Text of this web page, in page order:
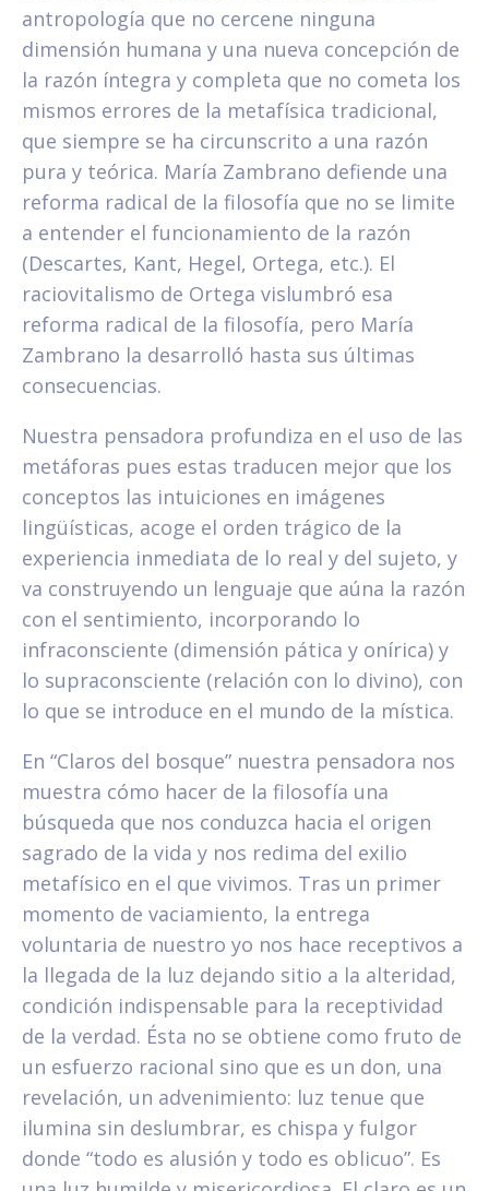
antropología que no cercene ninguna
dimensión humana y una nueva concepción de
la razón íntegra y completa que no cometa los
mismos errores de la metafísica tradicional,
que siempre se ha circunscrito a una razón
pura y teórica. María Zambrano defiende una
reforma radical de la filosofía que no se limite
a entender el funcionamiento de la razón
(Descartes, Kant, Hegel, Ortega, etc.). El
raciovitalismo de Ortega vislumbró esa
reforma radical de la filosofía, pero María
Zambrano la desarrolló hasta sus últimas
consecuencias.
Nuestra pensadora profundiza en el uso de las
metáforas pues estas traducen mejor que los
conceptos las intuiciones en imágenes
lingüísticas, acoge el orden trágico de la
experiencia inmediata de lo real y del sujeto, y
va construyendo un lenguaje que aúna la razón
con el sentimiento, incorporando lo
infraconsciente (dimensión pática y onírica) y
lo supraconsciente (relación con lo divino), con
lo que se introduce en el mundo de la mística.
En “Claros del bosque” nuestra pensadora nos
muestra cómo hacer de la filosofía una
búsqueda que nos conduzca hacia el origen
sagrado de la vida y nos redima del exilio
metafísico en el que vivimos. Tras un primer
momento de vaciamiento, la entrega
voluntaria de nuestro yo nos hace receptivos a
la llegada de la luz dejando sitio a la alteridad,
condición indispensable para la receptividad
de la verdad. Ésta no se obtiene como fruto de
un esfuerzo racional sino que es un don, una
revelación, un advenimiento: luz tenue que
ilumina sin deslumbrar, es chispa y fulgor
donde “todo es alusión y todo es oblicuo”. Es